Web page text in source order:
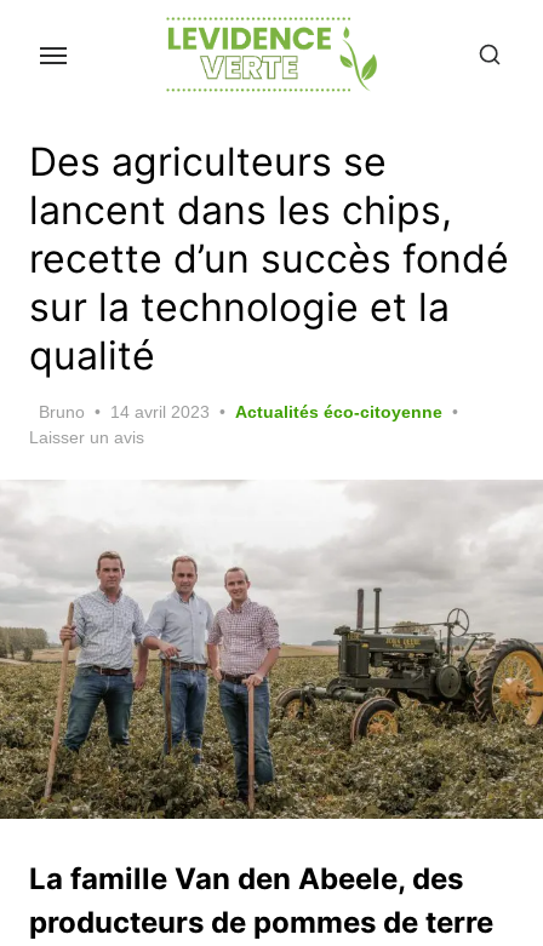
Des agriculteurs se
lancent dans les chips,
recette d’un succès fondé
sur la technologie et la
qualité
Bruno
Posted
on
14 avril 2023
Actualités éco-citoyenne
Laisser un avis
La famille Van den Abeele, des
producteurs de pommes de terre